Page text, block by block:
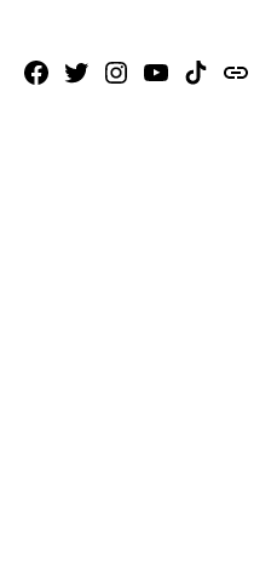
Facebook
X Instagram
YoutubeTikTokissuu